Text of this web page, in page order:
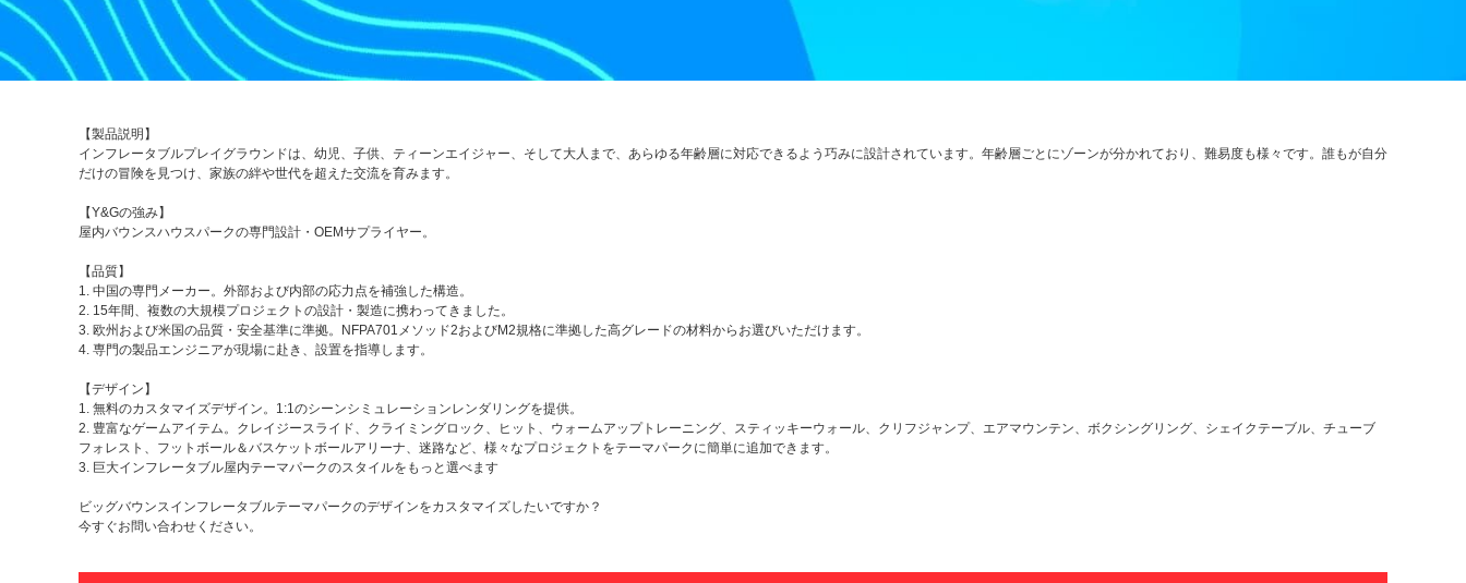
【製品説明】
インフレータブルプレイグラウンドは、幼児、子供、ティーンエイジャー、そして大人まで、あらゆる年齢層に対応できるよう巧みに設計されています。年齢層ごとにゾーンが分かれており、難易度も様々です。誰もが自分
だけの冒険を見つけ、家族の絆や世代を超えた交流を育みます。
【Y&Gの強み】
屋内バウンスハウスパークの専門設計・OEMサプライヤー。
【品質】
1. 中国の専門メーカー。外部および内部の応力点を補強した構造。
2. 15年間、複数の大規模プロジェクトの設計・製造に携わってきました。
3. 欧州および米国の品質・安全基準に準拠。NFPA701メソッド2およびM2規格に準拠した高グレードの材料からお選びいただけます。
4. 専門の製品エンジニアが現場に赴き、設置を指導します。
【デザイン】
1. 無料のカスタマイズデザイン。1:1のシーンシミュレーションレンダリングを提供。
2. 豊富なゲームアイテム。クレイジースライド、クライミングロック、ヒット、ウォームアップトレーニング、スティッキーウォール、クリフジャンプ、エアマウンテン、ボクシングリング、シェイクテーブル、チューブ
フォレスト、フットボール＆バスケットボールアリーナ、迷路など、様々なプロジェクトをテーマパークに簡単に追加できます。
3. 巨大インフレータブル屋内テーマパークのスタイルをもっと選べます
ビッグバウンスインフレータブルテーマパークのデザインをカスタマイズしたいですか？
今すぐお問い合わせください。